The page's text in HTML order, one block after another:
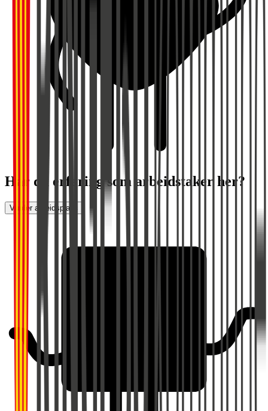
Har du erfaring som arbeidstaker her?
Vurder arbeidsplass